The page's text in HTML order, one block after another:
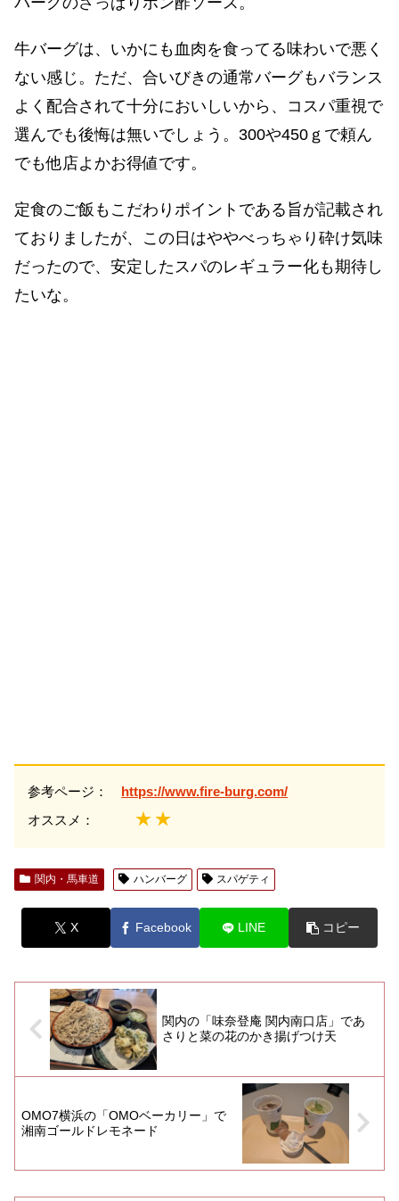
牛バーグは、いかにも血肉を食ってる味わいで悪く
ない感じ。ただ、合いびきの通常バーグもバランス
よく配合されて十分においしいから、コスパ重視で
選んでも後悔は無いでしょう。300や450ｇで頼ん
でも他店よかお得値です。
定食のご飯もこだわりポイントである旨が記載され
ておりましたが、この日はややべっちゃり砕け気味
だったので、安定したスパのレギュラー化も期待し
たいな。
参考ページ： https://www.fire-burg.com/
オススメ： ★★
関内・馬車道 ハンバーグ スパゲティ
X Facebook LINE コピー
関内の「味奈登庵 関内南口店」であ
さりと菜の花のかき揚げつけ天
OMO7横浜の「OMOベーカリー」で
湘南ゴールドレモネード